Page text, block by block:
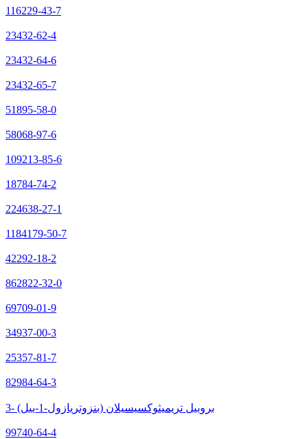
116229-43-7
23432-62-4
23432-64-6
23432-65-7
51895-58-0
58068-97-6
109213-85-6
18784-74-2
224638-27-1
1184179-50-7
42292-18-2
862822-32-0
69709-01-9
34937-00-3
25357-81-7
82984-64-3
3- (بنزوتريازول-1-ييل) بروبيل تريميثوكسيسيلان
99740-64-4